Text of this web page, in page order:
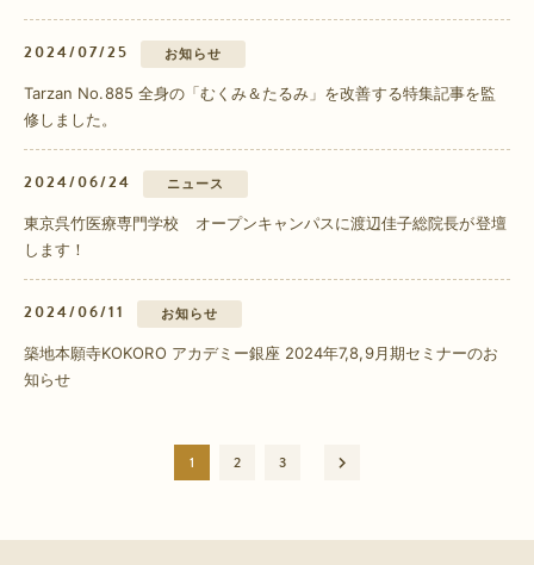
2024/07/25 お知らせ
Tarzan No.885 全身の「むくみ＆たるみ」を改善する特集記事を監
修しました。
2024/06/24 ニュース
東京呉竹医療専門学校 オープンキャンパスに渡辺佳子総院長が登壇
します！
2024/06/11 お知らせ
築地本願寺KOKORO アカデミー銀座 2024年7,8,9月期セミナーのお
知らせ
1 2 3